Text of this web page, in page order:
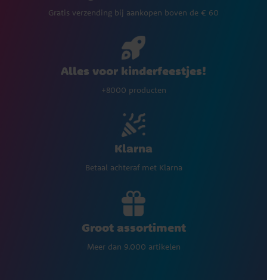
Gratis verzending bij aankopen boven de € 60
Alles voor kinderfeestjes!
+8000 producten
Klarna
Betaal achteraf met Klarna
Groot assortiment
Meer dan 9.000 artikelen